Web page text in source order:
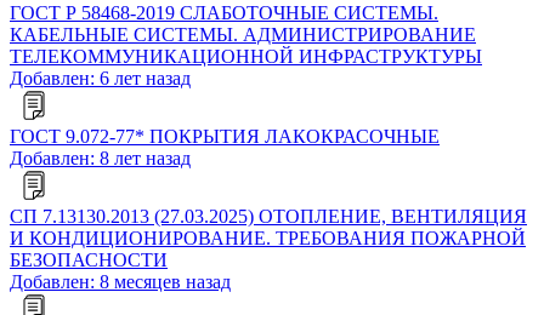
ГОСТ Р 58468-2019 СЛАБОТОЧНЫЕ СИСТЕМЫ.
КАБЕЛЬНЫЕ СИСТЕМЫ. АДМИНИСТРИРОВАНИЕ
ТЕЛЕКОММУНИКАЦИОННОЙ ИНФРАСТРУКТУРЫ
Добавлен: 6 лет назад
ГОСТ 9.072-77* ПОКРЫТИЯ ЛАКОКРАСОЧНЫЕ
Добавлен: 8 лет назад
СП 7.13130.2013 (27.03.2025) ОТОПЛЕНИЕ, ВЕНТИЛЯЦИЯ
И КОНДИЦИОНИРОВАНИЕ. ТРЕБОВАНИЯ ПОЖАРНОЙ
БЕЗОПАСНОСТИ
Добавлен: 8 месяцев назад